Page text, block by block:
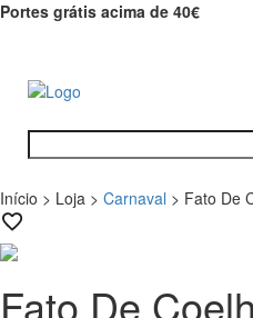
Portes grátis acima de 40€
Início > Loja > Carnaval > Fato De
Fato De